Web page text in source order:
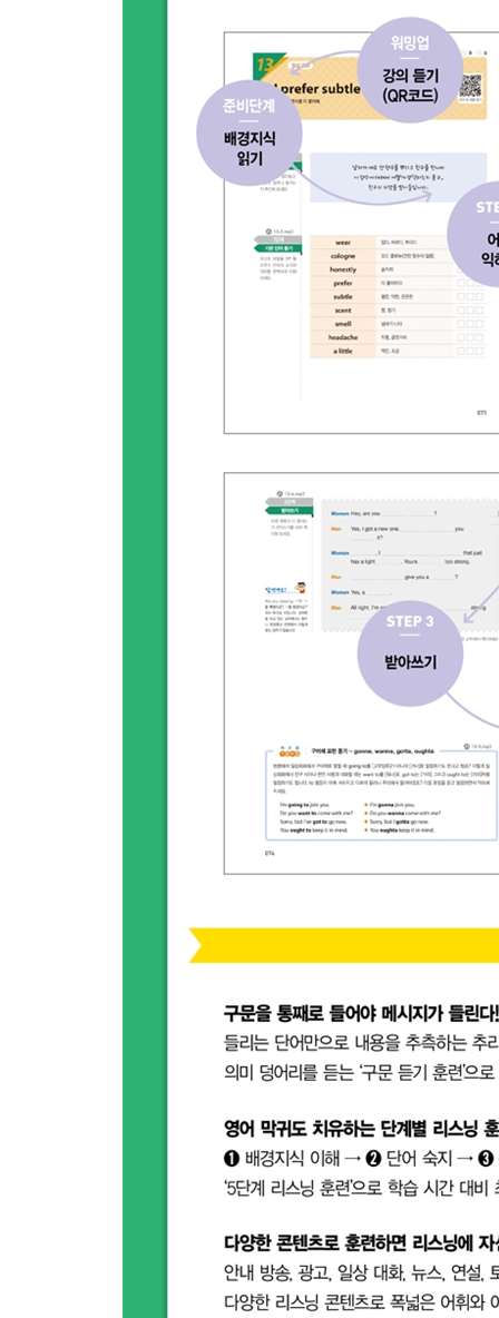
뭐가 더 좋아, 팟럭 파티 아니면 디너파티?
17 I’m so happy to have a long holiday.
연휴가 길어서 정말 좋아.
18 Do you work the night shift or the day shift?
낮에 근무하세요 아니면 밤에 근무하세요?
19 It’s already half past the lunch hour!
벌써 점심시간에서 삼십 분이나 지났잖아!
20 I used to live in a big city.
전에는 대도시에 살았어요.
21 Why don’t you start keeping a gratitude journal?
감사 일기 쓰는 걸 시작해 보는 건 어때?
22 I love to go running or jogging for an hour or so.
그거 너한테 아주 잘 어울린다!
넌 뭐 없이는 못 살겠는지 말해줄래?
리스닝 테스트 : 둘째마당 실력 점검
셋째마당 ? 연설 듣기
25 That is as true for work as it is for your lovers. -
당신이 사랑하는 사람에게 하듯, 일도 마찬가지입
26 The importance of silence in music - Sting
음악에서 침묵의 중요성 - 스팅
27 We have very very special qualities. - Dalai
우리에게는 아주 아주 특별한 자질이 있습니다. -
당신은 평범하지만, 또한 특별한 사람입니다. - 토
29 Create the highest, grandest vision possible. -
30 The future is not fixed; it’s fluid. - Bono
미래는 정해진 것이 아니라, 유동적인 것입니다. -
31 The dots will somehow connect in your future. -
32 So whatever you want to do, just do it. - Gloria
그러니까 하고 싶은 것이 어떤 것이든, 그냥 하세
다섯째마디 리더십에 관한 연설 듣기